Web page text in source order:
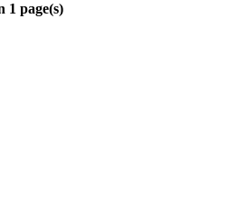
1 page(s)